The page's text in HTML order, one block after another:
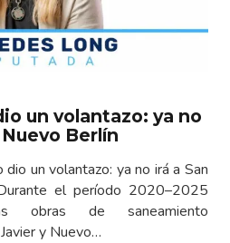
un volantazo: ya no
Berlín
un volantazo: ya no irá a San
el período 2020–2025
obras de saneamiento
y Nuevo…